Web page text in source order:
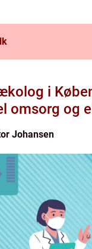
i
omsorg og
Johansen